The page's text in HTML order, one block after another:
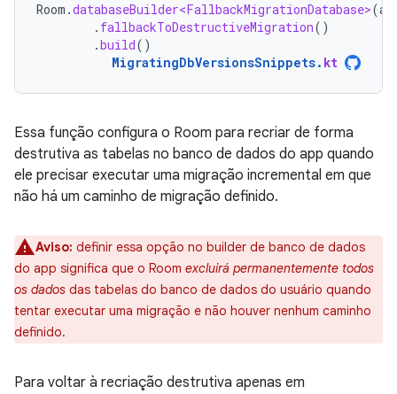
Room .databaseBuilder<FallbackMigrationDatabase>(
. fallbackToDestructiveMigration()
.build()
MigratingDbVersionsSnippets. kt
Essa função configura o Room para recriar de forma
destrutiva as tabelas no banco de dados do app quando
ele precisar executar uma migração incremental em que
não há um caminho de migração definido.
Aviso: definir essa opção no builder de banco de dados
do app significa que o Room excluirá permanentemente todos
os dados das tabelas do banco de dados do usuário quando
tentar executar uma migração e não houver nenhum caminho
definido.
Para voltar à recriação destrutiva apenas em